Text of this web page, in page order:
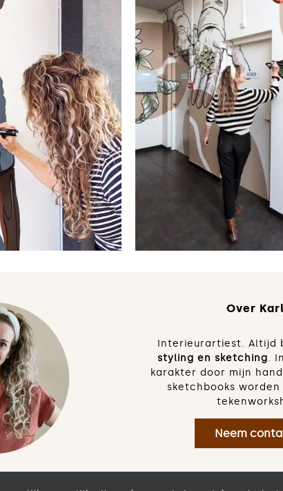
tot
als
Wow effect
deur hier
gaat
Over
Interieurartiest. Altijd
styling en sketching.
karakter door mijn
sketchbooks
Neem